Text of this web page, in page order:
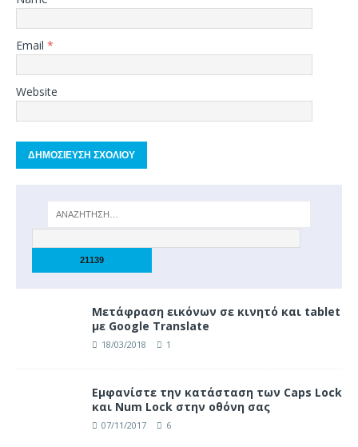
Email *
Website
Μετάφραση εικόνων σε κινητό και tablet
με Google Translate
18/03/2018 1
Eμφανίστε την κατάσταση των Caps Lock
και Num Lock στην οθόνη σας
07/11/2017 6